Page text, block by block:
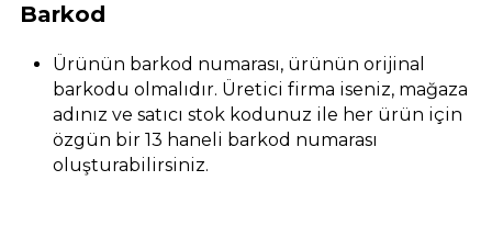
Barkod
Ürünün barkod numarası, ürünün orijinal
barkodu olmalıdır. Üretici firma iseniz, mağaza
adınız ve satıcı stok kodunuz ile her ürün için
özgün bir 13 haneli barkod numarası
oluşturabilirsiniz.